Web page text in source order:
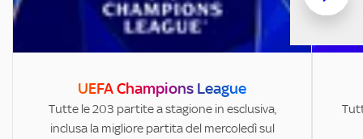
UEFA Champions League
Tutte le 203 partite a stagione in esclusiva,
inclusa la migliore partita del mercoledì sul